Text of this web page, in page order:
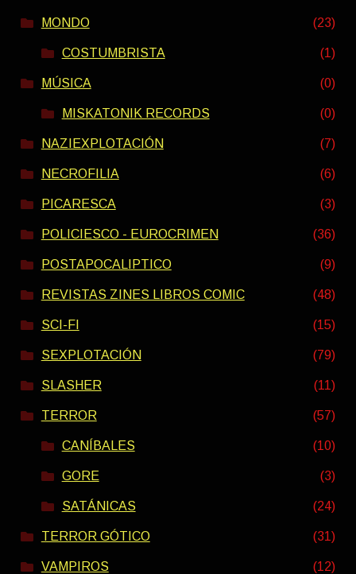
MONDO (23)
COSTUMBRISTA (1)
MÚSICA (0)
MISKATONIK RECORDS (0)
NAZIEXPLOTACIÓN (7)
NECROFILIA (6)
PICARESCA (3)
POLICIESCO - EUROCRIMEN (36)
POSTAPOCALIPTICO (9)
REVISTAS ZINES LIBROS COMIC (48)
SCI-FI (15)
SEXPLOTACIÓN (79)
SLASHER (11)
TERROR (57)
CANÍBALES (10)
GORE (3)
SATÁNICAS (24)
TERROR GÓTICO (31)
VAMPIROS (12)